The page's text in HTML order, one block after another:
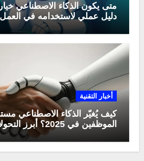
متى يكون الذكاء الاصطناعي
دليل عملي لاستخدامه في
أخبار التقنية
كيف يُغيّر الذكاء الاصطناعي
الموظفين في 2025؟ أبرز التحولات المهنية